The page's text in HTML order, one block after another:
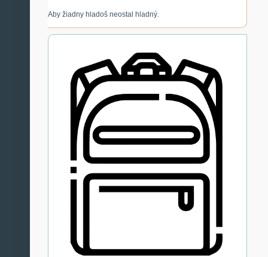
Aby žiadny hladoš neostal hladný.